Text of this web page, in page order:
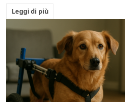
Leggi di più